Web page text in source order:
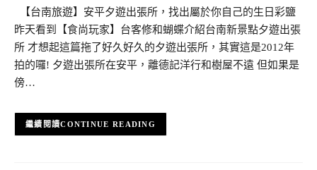
【台南旅遊】安平夕遊出張所，找出屬於你自己的生日彩鹽
昨天看到【食尚玩家】台客修和蝴蝶介紹台南新景點夕遊出張
所 才想起這篇拖了好久好久的夕遊出張所，其實這是2012年
拍的囉! 夕遊出張所在安平，離德記洋行和樹屋不遠 但如果是
傍…
CONTINUE READING